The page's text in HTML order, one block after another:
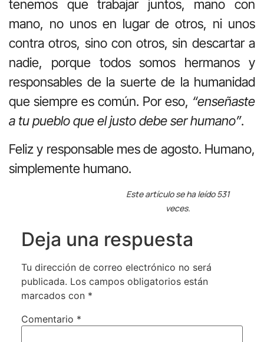
tenemos que trabajar juntos, mano con
mano, no unos en lugar de otros, ni unos
contra otros, sino con otros, sin descartar a
nadie, porque todos somos hermanos y
responsables de la suerte de la humanidad
que siempre es común. Por eso, “enseñaste
a tu pueblo que el justo debe ser humano”.
Feliz y responsable mes de agosto. Humano,
simplemente humano.
Este artículo se ha leído 531
veces.
Deja una respuesta
Tu dirección de correo electrónico no será
publicada. Los campos obligatorios están
marcados con *
Comentario *